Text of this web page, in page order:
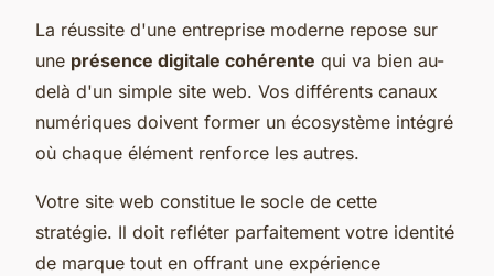
La réussite d'une entreprise moderne repose sur
une présence digitale cohérente qui va bien au-
delà d'un simple site web. Vos différents canaux
numériques doivent former un écosystème intégré
où chaque élément renforce les autres.
Votre site web constitue le socle de cette
stratégie. Il doit refléter parfaitement votre identité
de marque tout en offrant une expérience